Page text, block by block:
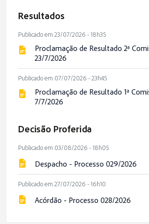
Resultados
Publicado em 23/07/2026 - 18h35
Proclamação de Resultado 2ª
23/7/2026
Publicado em 07/07/2026 - 23h45
Proclamação de Resultado 1ª
7/7/2026
Decisão Proferida
Publicado em 03/08/2026 - 18h05
Despacho - Processo 029/2026
Publicado em 27/07/2026 - 16h10
Acórdão - Processo 028/2026